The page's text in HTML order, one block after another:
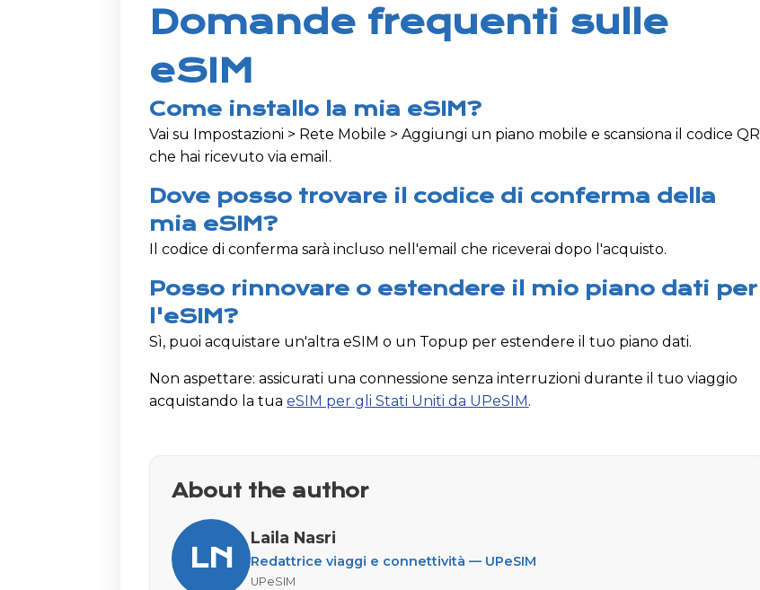
Domande frequenti sulle
eSIM
Come installo la mia eSIM?
Vai su Impostazioni > Rete Mobile > Aggiungi un piano mobile e scansiona il codice QR
che hai ricevuto via email.
Dove posso trovare il codice di conferma della
mia eSIM?
Il codice di conferma sarà incluso nell'email che riceverai dopo l'acquisto.
Posso rinnovare o estendere il mio piano dati per
l'eSIM?
Sì, puoi acquistare un'altra eSIM o un Topup per estendere il tuo piano dati.
Non aspettare: assicurati una connessione senza interruzioni durante il tuo viaggio
acquistando la tuaeSIM per gli Stati Uniti da UPeSIM.
About the author
LN
Laila Nasri
Redattrice viaggi e connettività — UPeSIM
UPeSIM